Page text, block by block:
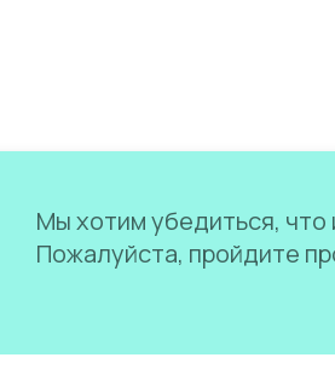
Мы хотим убедиться,
Пожалуйста, пройдите